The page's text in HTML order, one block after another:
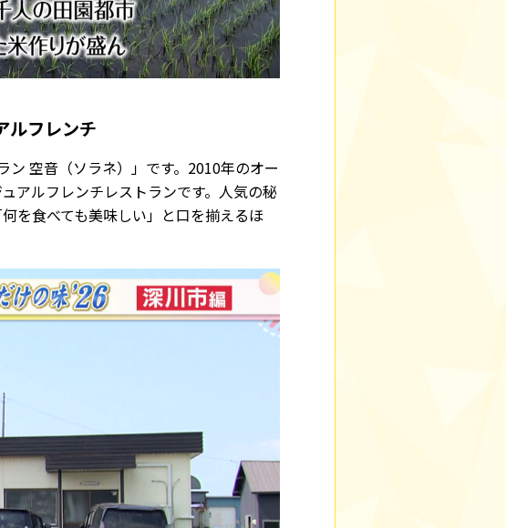
ルフレンチ
空音（ソラネ）」です。2010年のオー
アルフレンチレストランです。人気の秘
を食べても美味しい」と口を揃えるほ